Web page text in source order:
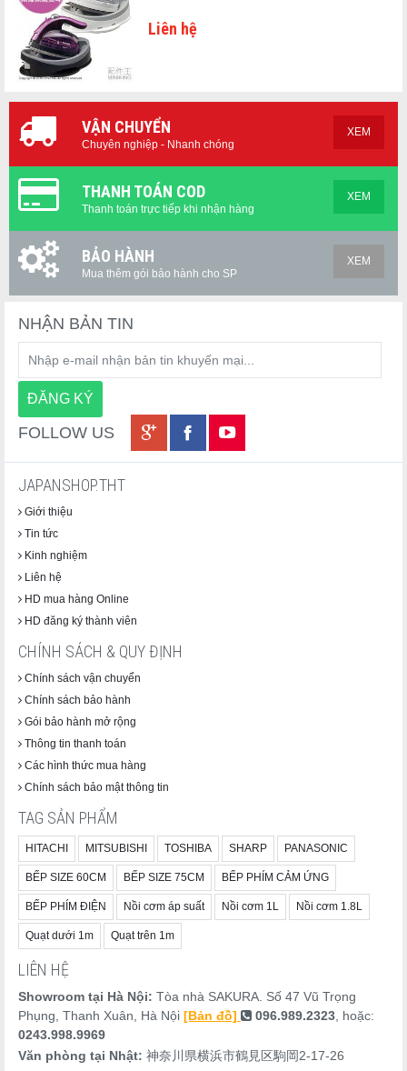
Liên hệ
VẬN CHUYỂN
Chuyên nghiệp - Nhanh chóng
XEM
THANH TOÁN COD
Thanh toán trực tiếp khi nhận hàng
XEM
BẢO HÀNH
Mua thêm gói bảo hành cho SP
XEM
NHẬN BẢN TIN
FOLLOW US
JAPANSHOP.THT
Giới thiệu
Tin tức
Kinh nghiệm
Liên hệ
HD mua hàng Online
HD đăng ký thành viên
CHÍNH SÁCH & QUY ĐỊNH
Chính sách vận chuyển
Chính sách bảo hành
Gói bảo hành mở rộng
Thông tin thanh toán
Các hình thức mua hàng
Chính sách bảo mật thông tin
TAG SẢN PHẨM
HITACHI MITSUBISHI TOSHIBA SHARP PANASONIC
BẾP SIZE 60CM BẾP SIZE 75CM BẾP PHÍM CẢM ỨNG
BẾP PHÍM ĐIỆN Nồi cơm áp suất Nồi cơm 1L Nồi cơm 1.8L
Quạt dưới 1m Quạt trên 1m
LIÊN HỆ
Showroom tại Hà Nội: Tòa nhà SAKURA. Số 47 Vũ Trọng
Phụng, Thanh Xuân, Hà Nội [Bản đồ] 096.989.2323 , hoặc:
0243.998.9969
Văn phòng tại Nhật: 神奈川県横浜市鶴見区駒岡2-17-26